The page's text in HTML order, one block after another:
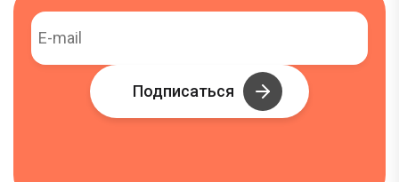
Подписаться